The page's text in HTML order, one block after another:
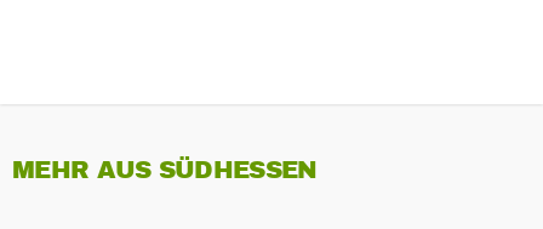
MEHR AUS SÜDHESSEN